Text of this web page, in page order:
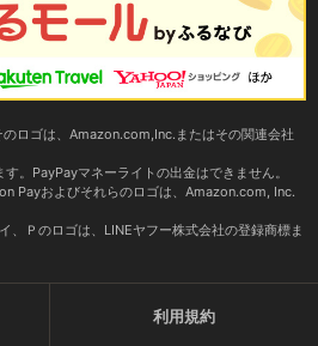
ロゴは、Amazon.com,Inc.またはその関連会社
。PayPayマネーライトの出金はできません。
Payおよびそれらのロゴは、Amazon.com, Inc.
、Ｐのロゴは、LINEヤフー株式会社の登録商標ま
利用規約